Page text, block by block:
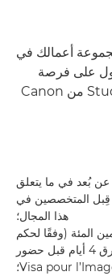
أعمالك في
على فرصة
للمشاركة في برنامج Student Development من Canon
وتوجيههم عن بُعد في ما يتعلق
المتخصصين في
هذا المجال؛
المتقدمين المئة (وفقًا لحكم
لجنة مستقلة) لحضور ورشة عمل تستغرق 4 أيام قبل حضور